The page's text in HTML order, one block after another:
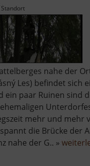
nahe der
Les) befindet sich
ein paar Ruinen sind
mehr und mehr
die Brücke der
nahe der G.. »